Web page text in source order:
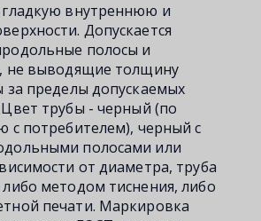
внутреннюю и
Допускается
полосы и
не выводящие толщину
за пределы допускаемых
трубы - черный (по
с потребителем), черный с
полосами или
от диаметра, труба
либо методом тиснения, либо
печати. Маркировка